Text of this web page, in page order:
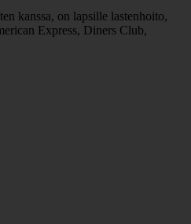
kanssa, on lapsille lastenhoito,
Express, Diners Club,